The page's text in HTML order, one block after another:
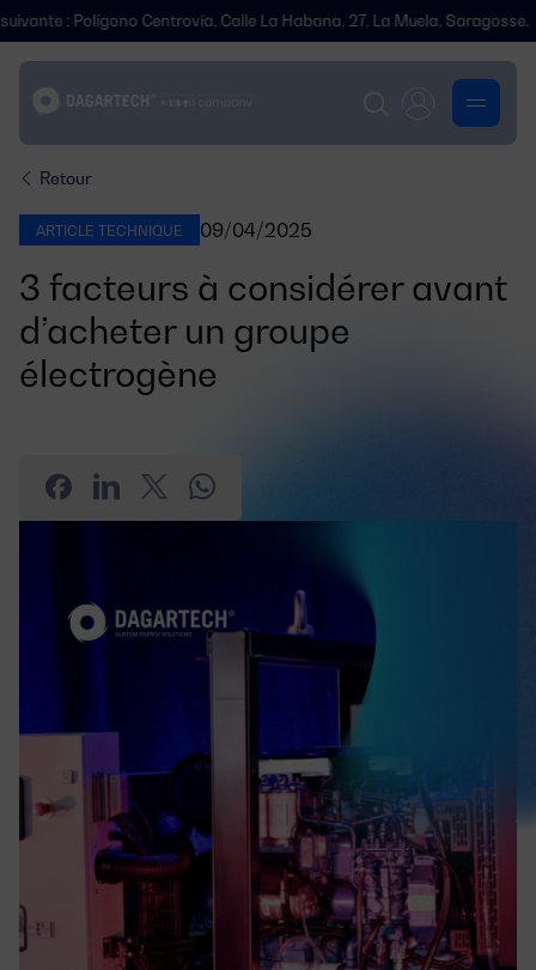
Polígono Centrovía, Calle La Habana, 27, La Muela, Saragosse.
Retour
ARTICLE TECHNIQUE 09/04/2025
3 facteurs à considérer avant
d’acheter un groupe
électrogène